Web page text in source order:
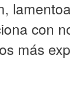
con
más